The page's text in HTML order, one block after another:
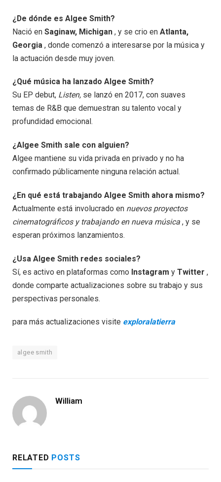
¿De dónde es Algee Smith?
Nació en Saginaw, Michigan , y se crio en Atlanta,
Georgia , donde comenzó a interesarse por la música y
la actuación desde muy joven.
¿Qué música ha lanzado Algee Smith?
Su EP debut, Listen, se lanzó en 2017, con suaves
temas de R&B que demuestran su talento vocal y
profundidad emocional.
¿Algee Smith sale con alguien?
Algee mantiene su vida privada en privado y no ha
confirmado públicamente ninguna relación actual.
¿En qué está trabajando Algee Smith ahora mismo?
Actualmente está involucrado en nuevos proyectos
cinematográficos y trabajando en nueva música , y se
esperan próximos lanzamientos.
¿Usa Algee Smith redes sociales?
Sí, es activo en plataformas como Instagram y Twitter ,
donde comparte actualizaciones sobre su trabajo y sus
perspectivas personales.
para más actualizaciones visite exploralatierra
algee smith
William
RELATED POSTS